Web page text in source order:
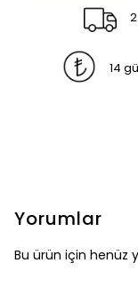
14
Yorumlar
Bu ürün için henüz